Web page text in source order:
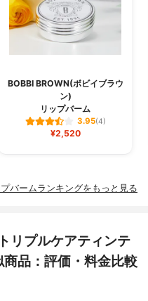
BOBBI BROWN(ボビイブラウ
ン)
リップバーム
3.95(4)
¥2,520
プバームランキングをもっと見る
リプルケアティンテ
品：評価・料金比較